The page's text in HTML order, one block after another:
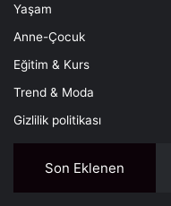
Yaşam
Anne-Çocuk
Eğitim & Kurs
Trend & Moda
Gizlilik politikası
Son Eklenen